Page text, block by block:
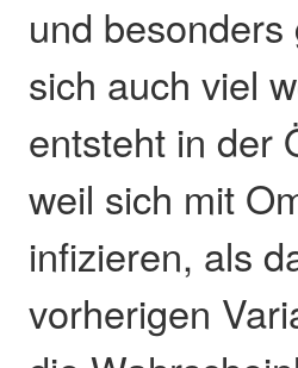
und
sich auch viel
entsteht in der
weil sich mit
infizieren, als
vorherigen